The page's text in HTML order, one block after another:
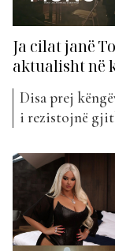
Ja cilat janë
aktualisht në
Disa prej
i rezistojnë
Zbulojini ato…
Alban Kondi
pëlqehet